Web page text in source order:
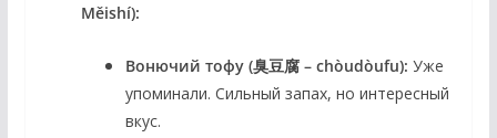
Měishí):
Вонючий тофу (臭豆腐 – chòudòufu): Уже
упоминали. Сильный запах, но интересный
вкус.